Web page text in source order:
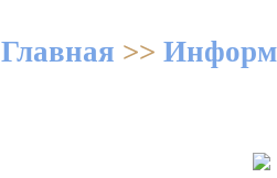
Главная >>